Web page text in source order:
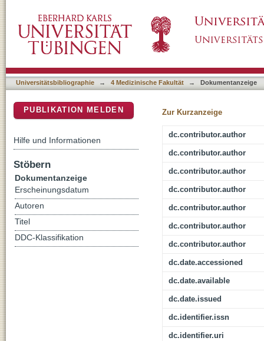
Novel Deep Intronic and Non-Canonical
Universitätsbibliographie → 4 Medizinische Fakultät → Dokumentanzeige
Zur Kurzanzeige
dc.contributor.author
dc.contributor.author
dc.contributor.author
dc.contributor.author
dc.contributor.author
dc.contributor.author
dc.contributor.author
dc.date.accessioned
dc.date.available
dc.date.issued
dc.identifier.issn
dc.identifier.uri
PUBLIKATION MELDEN
Hilfe und Informationen
Stöbern
Dokumentanzeige
Erscheinungsdatum
Autoren
Titel
DDC-Klassifikation